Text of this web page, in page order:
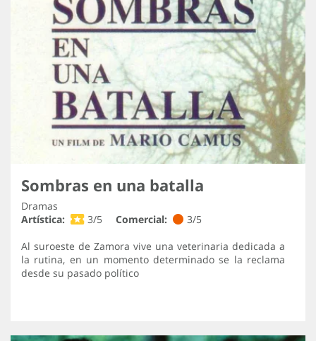
Sombras en una batalla
Dramas
Artística:
3/5 Comercial:
3/5
Al suroeste de Zamora vive una veterinaria dedicada a
la rutina, en un momento determinado se la reclama
desde su pasado político